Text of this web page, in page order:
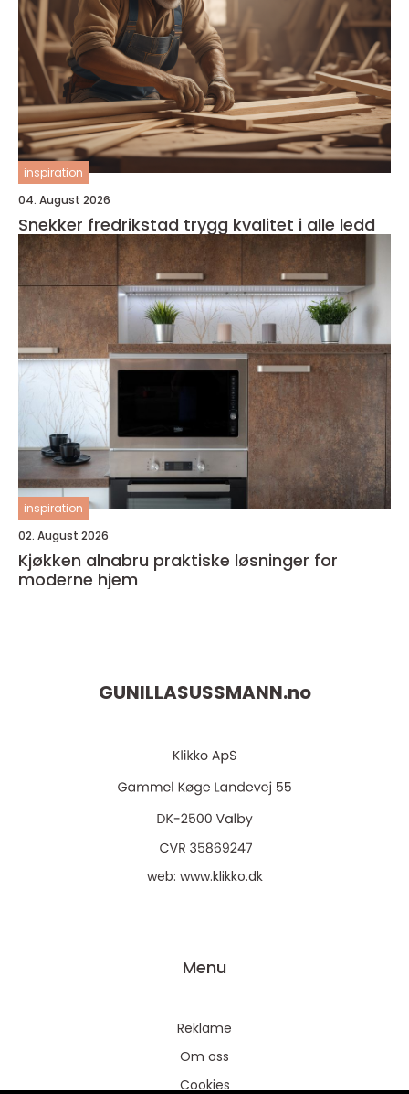
inspiration
04. August 2026
Snekker fredrikstad trygg kvalitet i alle ledd
inspiration
02. August 2026
Kjøkken alnabru praktiske løsninger for
moderne hjem
GUNILLASUSSMANN.no
web: www.klikko.dk
Menu
Reklame
Om oss
Cookies